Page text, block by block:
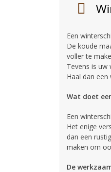
Een
De koude
voller te
Tevens is uw
Haal dan een
Wat doet
Een
Het enige
dan een
maken om
De